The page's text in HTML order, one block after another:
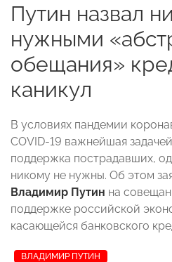
Путин назвал
нужными
обещания»
каникул
В условиях пандемии
COVID-19 важнейшая
поддержка пострадавших,
никому не нужны. Об этом
Владимир Путин на
поддержке российской
касающейся банковского
ВЛАДИМИР ПУТИН